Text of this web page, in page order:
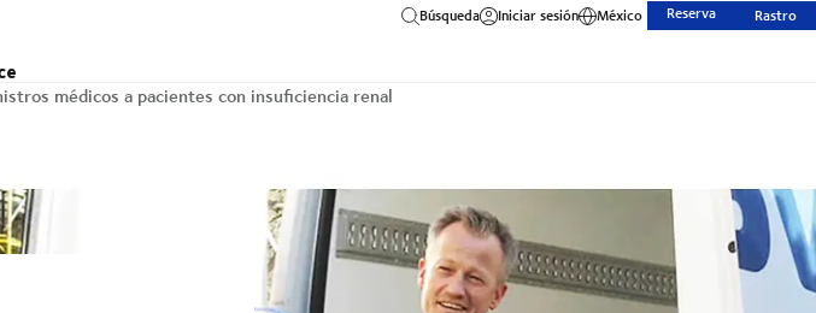
Búsqueda Iniciar sesión México Reserva Rastro
médicos a pacientes con insuficiencia renal